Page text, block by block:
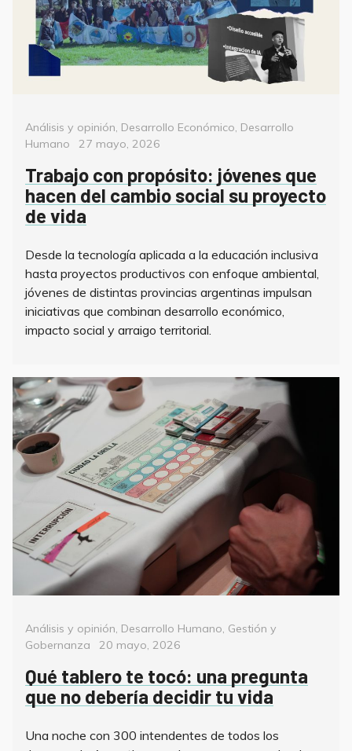
Categorías
Análisis y opinión, Desarrollo Económico, Desarrollo
Humano
Posted
27 mayo, 2026
Trabajo con propósito: jóvenes que
hacen del cambio social su proyecto
de vida
Desde la tecnología aplicada a la educación inclusiva
hasta proyectos productivos con enfoque ambiental,
jóvenes de distintas provincias argentinas impulsan
iniciativas que combinan desarrollo económico,
impacto social y arraigo territorial.
Categorías
Análisis y opinión, Desarrollo Humano, Gestión y
Gobernanza
Posted
20 mayo, 2026
Qué tablero te tocó: una pregunta
que no debería decidir tu vida
Una noche con 300 intendentes de todos los